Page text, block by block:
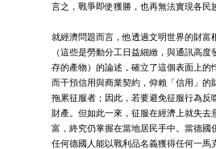
言之，戰爭即使獲勝，也再無法實現各民
就經濟問題而言，他透過文明世界的財富
（這些是勞動分工日益細緻，與通訊高
存的產物）的論述，確立了這個表面上的
而干預信用與商業契約，仰賴「信用」的
拖累征服者；因此，若要避免征服行為反
財產。但如此一來，征服在經濟上就失去
富，終究仍掌握在當地居民手中。當德國
任何德國人能以戰利品名義獲得任何一馬